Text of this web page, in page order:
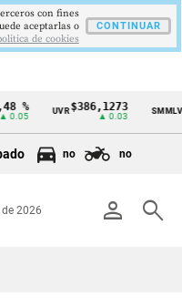
% UVR$386,1273
▲ 0.03
SMMLV
no no
person search
2026
con fines
aceptarlas o
de cookies
CONTINUAR